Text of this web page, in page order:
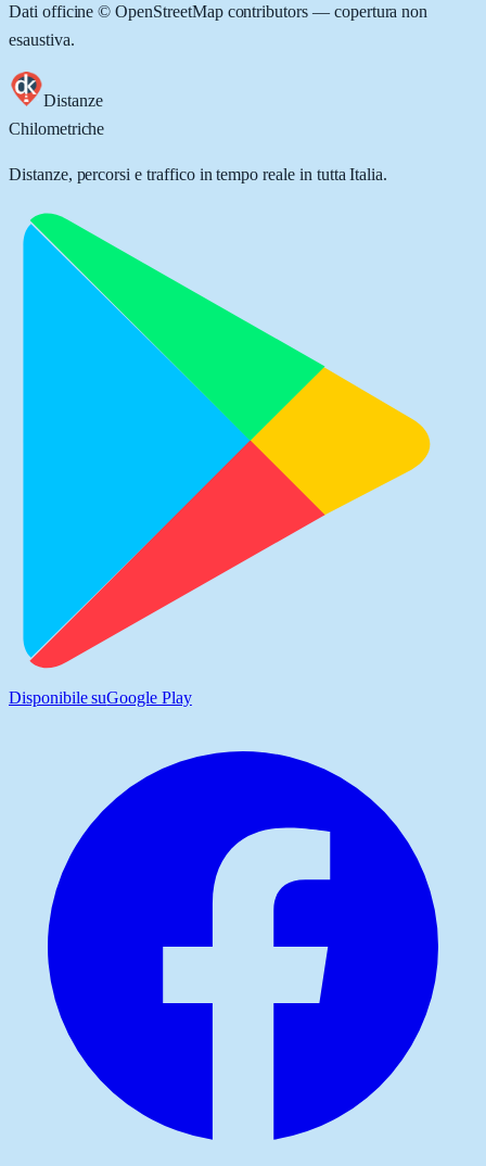
Dati officine © OpenStreetMap contributors — copertura non
esaustiva.
Distanze
Chilometriche
Distanze, percorsi e traffico in tempo reale in tutta Italia.
Disponibile suGoogle Play